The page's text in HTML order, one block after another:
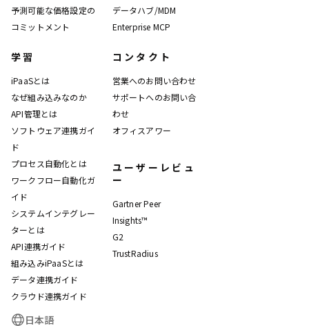
予測可能な価格設定の
コミットメント
データハブ/MDM
Enterprise MCP
学習
iPaaSとは
なぜ組み込みなのか
API管理とは
ソフトウェア連携ガイ
ド
プロセス自動化とは
ワークフロー自動化ガ
イド
システムインテグレー
ターとは
API連携ガイド
組み込みiPaaSとは
データ連携ガイド
クラウド連携ガイド
コンタクト
営業へのお問い合わせ
サポートへのお問い合
わせ
オフィスアワー
ユーザーレビュ
ー
Gartner Peer
Insights™
G2
TrustRadius
日本語